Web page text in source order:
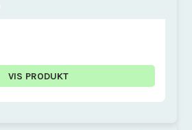
VIS PRODUKT